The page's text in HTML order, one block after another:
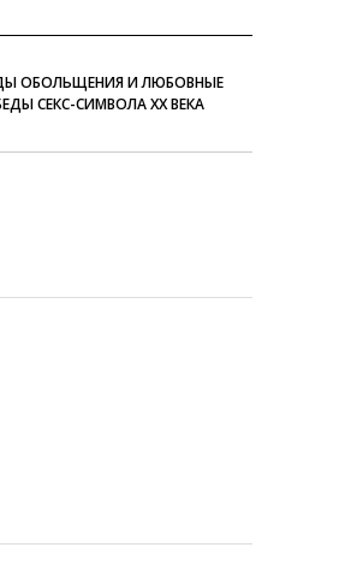
ОБОЛЬЩЕНИЯ И ЛЮБОВНЫЕ
СЕКС-СИМВОЛА ХХ ВЕКА